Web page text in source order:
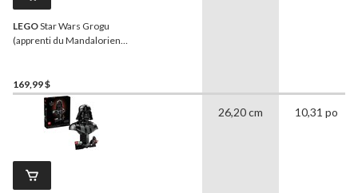
LEGOStar Wars Grogu
(apprenti du Mandalorien),
169,99 $
26,20 cm 10,31 po